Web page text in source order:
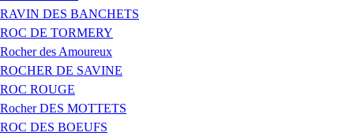
RAVIN DES BANCHETS
ROC DE TORMERY
Rocher des Amoureux
ROCHER DE SAVINE
ROC ROUGE
Rocher DES MOTTETS
ROC DES BOEUFS